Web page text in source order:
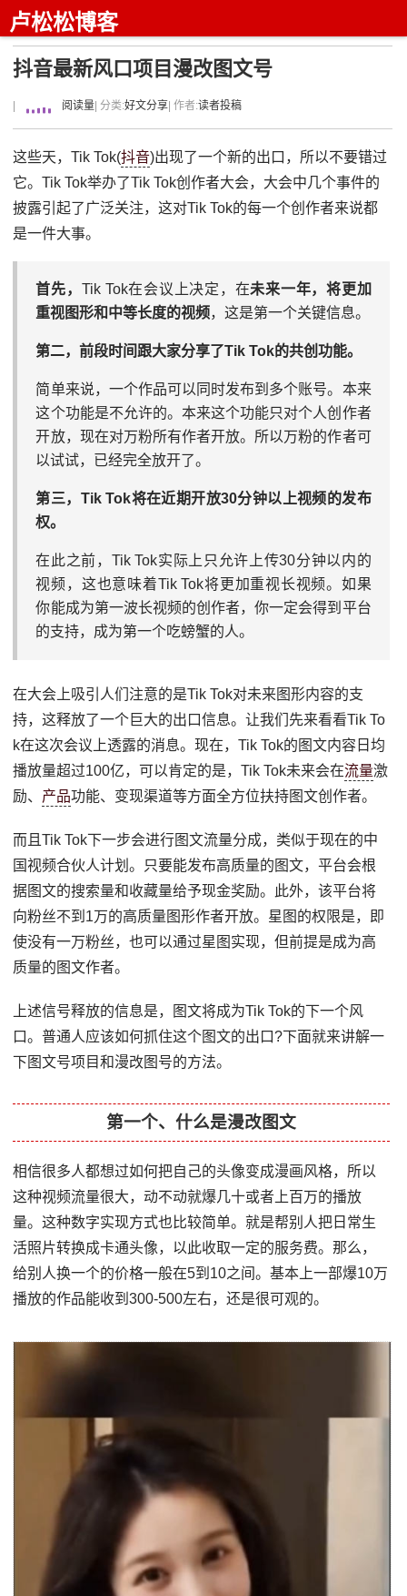
卢松松博客
抖音最新风口项目漫改图文号
阅读量 | 分类:好文分享 | 作者:读者投稿
这些天，Tik Tok(抖音)出现了一个新的出口，所以不要错过
它。Tik Tok举办了Tik Tok创作者大会，大会中几个事件的
披露引起了广泛关注，这对Tik Tok的每一个创作者来说都
是一件大事。
首先， Tik Tok在会议上决定，在未来一年，将更加
重视图形和中等长度的视频，这是第一个关键信息。
第二，前段时间跟大家分享了Tik Tok的共创功能。
简单来说，一个作品可以同时发布到多个账号。本来
这个功能是不允许的。本来这个功能只对个人创作者
开放，现在对万粉所有作者开放。所以万粉的作者可
以试试，已经完全放开了。
第三，Tik Tok将在近期开放30分钟以上视频的发布
权。
在此之前，Tik Tok实际上只允许上传30分钟以内的
视频，这也意味着Tik Tok将更加重视长视频。如果
你能成为第一波长视频的创作者，你一定会得到平台
的支持，成为第一个吃螃蟹的人。
在大会上吸引人们注意的是Tik Tok对未来图形内容的支
持，这释放了一个巨大的出口信息。让我们先来看看Tik To
k在这次会议上透露的消息。现在，Tik Tok的图文内容日均
播放量超过100亿，可以肯定的是，Tik Tok未来会在流量激
励、 产品功能、变现渠道等方面全方位扶持图文创作者。
而且Tik Tok下一步会进行图文流量分成，类似于现在的中
国视频合伙人计划。只要能发布高质量的图文，平台会根
据图文的搜索量和收藏量给予现金奖励。此外，该平台将
向粉丝不到1万的高质量图形作者开放。星图的权限是，即
使没有一万粉丝，也可以通过星图实现，但前提是成为高
质量的图文作者。
上述信号释放的信息是，图文将成为Tik Tok的下一个风
口。普通人应该如何抓住这个图文的出口?下面就来讲解一
下图文号项目和漫改图号的方法。
第一个、什么是漫改图文
相信很多人都想过如何把自己的头像变成漫画风格，所以
这种视频流量很大，动不动就爆几十或者上百万的播放
量。这种数字实现方式也比较简单。就是帮别人把日常生
活照片转换成卡通头像，以此收取一定的服务费。那么，
给别人换一个的价格一般在5到10之间。基本上一部爆10万
播放的作品能收到300-500左右，还是很可观的。